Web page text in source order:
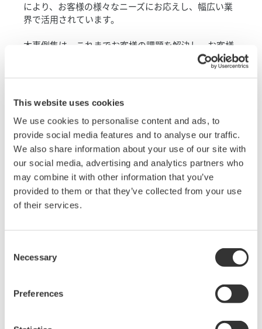
This website uses cookies
We use cookies to personalise content and ads, to
provide social media features and to analyse our traffic.
We also share information about your use of our site with
our social media, advertising and analytics partners who
may combine it with other information that you’ve
provided to them or that they’ve collected from your use
of their services.
Selection
Necessary
Preferences
により、お客様の様々なニーズにお応えし、幅広い業
界で活用されています。
本事例集は、これまでお客様の課題を解決し、お客様
とともに実現した様々なアプリケーションを事例集と
してまとめたものです。半導体 / 電子部品 / 自動車 /
た幅広い分野の事例をご紹介しています。
ぜひ、アプリケーション構築の参考にしてください。
紹介事例：
製造工程管理コン
トローラ（セルコ
ントローラ）
分類機／テーピン
グ装置（インデッ
エネルギー監視シ
制御
システム等